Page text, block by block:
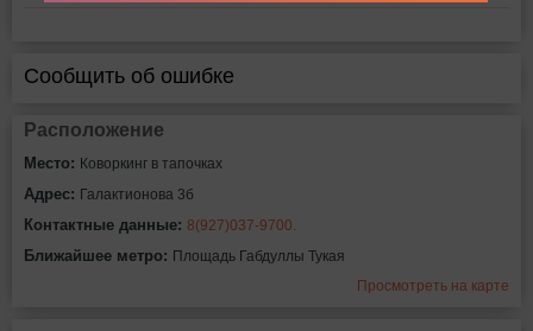
Сообщить об ошибке
Расположение
Место: Коворкинг в тапочках
Адрес: Галактионова 3б
Контактные данные: 8(927)037-9700.
Ближайшее метро: Площадь Габдуллы Тукая
Просмотреть на карте